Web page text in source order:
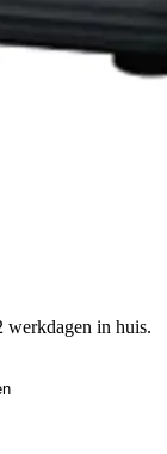
werkdagen in huis.